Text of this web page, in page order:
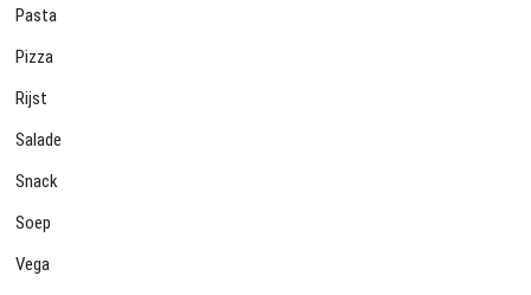
Pasta
Pizza
Rijst
Salade
Snack
Soep
Vega